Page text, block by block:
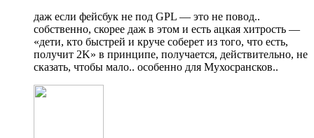
даж если фейсбук не под GPL — это не повод..
собственно, скорее даж в этом и есть ацкая хитрость —
«дети, кто быстрей и круче соберет из того, что есть,
получит 2K» в принципе, получается, действительно, не
сказать, чтобы мало.. особенно для Мухосрансков..